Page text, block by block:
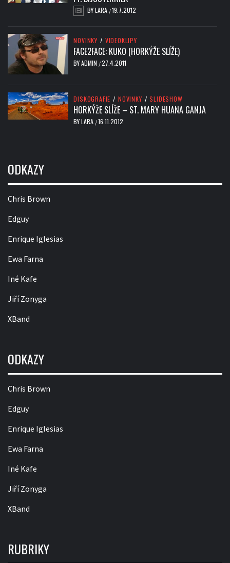
BYLARA /19.7.2012
NOVINKY / VIDEOKLIPY
FACE2FACE: KUKO (HORKÝŽE SLÍŽE)
BYADMIN /27.4.2011
DISKOGRAFIE / NOVINKY / SLIDESHOW
HORKÝŽE SLÍŽE – ST. MARY HUANA GANJA
BYLARA /16.11.2012
ODKAZY
Chris Brown
Edguy
Enrique Iglesias
Ewa Farna
Iné Kafe
Jiří Zonyga
XBand
ODKAZY
Chris Brown
Edguy
Enrique Iglesias
Ewa Farna
Iné Kafe
Jiří Zonyga
XBand
RUBRIKY